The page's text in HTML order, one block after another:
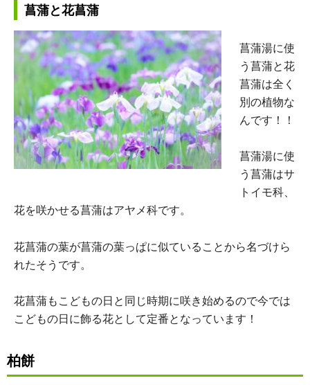
菖蒲と花菖蒲
菖蒲湯に使
う菖蒲と花
菖蒲は全く
別の植物な
んです！！
菖蒲湯に使
う菖蒲はサ
トイモ科、
花を咲かせる菖蒲はアヤメ科です。
花菖蒲の葉が菖蒲の葉っぱに似ていることから名づけら
れたそうです。
花菖蒲もこどもの日と同じ時期に咲き始めるので今では
こどもの日に飾る花として定番となっています！
柏餅